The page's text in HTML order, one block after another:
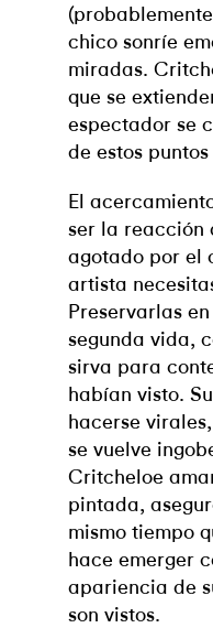
chico sonríe
miradas.
que se
espectador se
de estos
El
ser la reacción
agotado por el
artista
Preservarlas
segunda vida,
sirva para
habían visto.
hacerse
se vuelve
Critcheloe
pintada,
mismo tiempo
hace emerger
apariencia de
son vistos.